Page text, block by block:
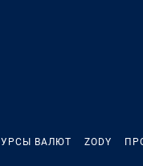
ВАЛЮТ ZODY